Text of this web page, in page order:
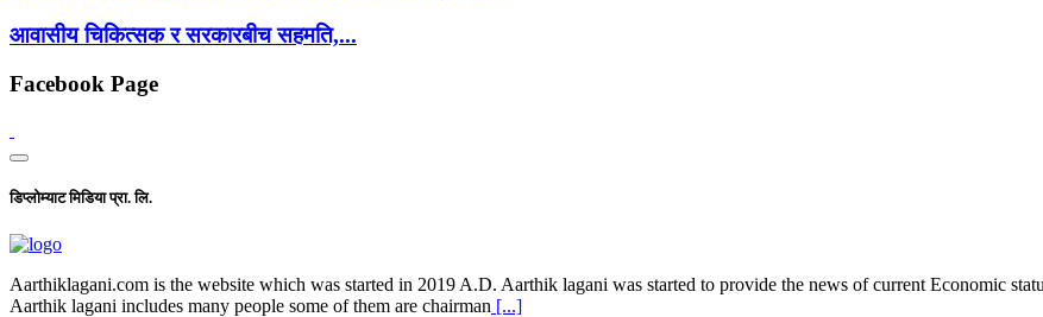
आवासीय चिकित्सक र सरकारबीच सहमति,...
Facebook Page
डिप्लोम्याट मिडिया प्रा. लि.
Aarthiklagani.com is the website which was started in 2019 A.D. Aarthik lagani was started to provide the news of current Economic
Aarthik lagani includes many people some of them are chairman [...]